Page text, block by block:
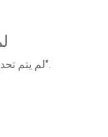
لم يتم".